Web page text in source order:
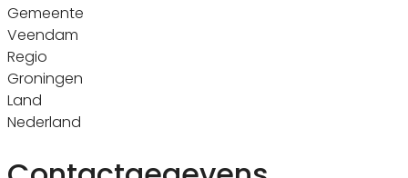
Gemeente
Veendam
Regio
Groningen
Land
Nederland